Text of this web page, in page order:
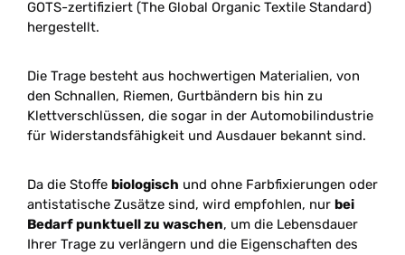
GOTS-zertifiziert (The Global Organic Textile Standard)
hergestellt.
Die Trage besteht aus hochwertigen Materialien, von
den Schnallen, Riemen, Gurtbändern bis hin zu
Klettverschlüssen, die sogar in der Automobilindustrie
für Widerstandsfähigkeit und Ausdauer bekannt sind.
Da die Stoffe biologisch und ohne Farbfixierungen oder
antistatische Zusätze sind, wird empfohlen, nur bei
Bedarf punktuell zu waschen, um die Lebensdauer
Ihrer Trage zu verlängern und die Eigenschaften des